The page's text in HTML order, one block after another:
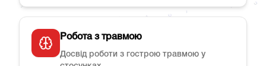
Робота з травмою
Досвід роботи з гострою травмою у